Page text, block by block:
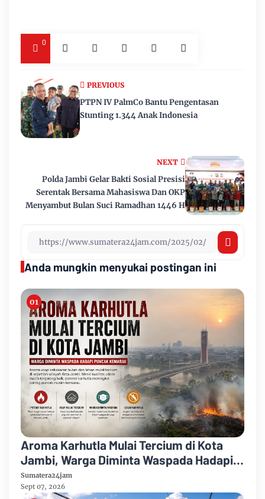
0
NEXT
Polda Jambi Gelar Bakti Sosial Presisi
Serentak Bersama Mahasiswa Dan OKP
Menyambut Bulan Suci Ramadhan 1446 H
PREVIOUS
PTPN IV PalmCo Bantu Pengentasan
Stunting 1.344 Anak Indonesia
Anda mungkin menyukai postingan ini
Aroma Karhutla Mulai Tercium di Kota
Jambi, Warga Diminta Waspada Hadapi
Puncak Kemarau
Sumatera24jam
Sept 07, 2026